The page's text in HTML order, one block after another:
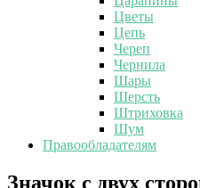
Цветы
Цепь
Череп
Чернила
Шары
Шерсть
Штриховка
Шум
Правообладателям
Значок
Значок с двух